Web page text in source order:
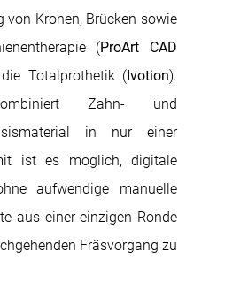
von Kronen, Brücken sowie
(ProArt CAD
Totalprothetik (Ivotion).
Zahn- und
in nur einer
ist es möglich, digitale
aufwendige manuelle
aus einer einzigen Ronde
Fräsvorgang zu